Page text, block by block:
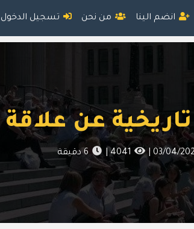
انضم الينا من نحن تسجيل الدخول
عن
03/04/
|
6دقيقة